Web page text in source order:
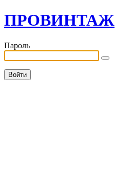
ПРОВИНТАЖ
Пароль